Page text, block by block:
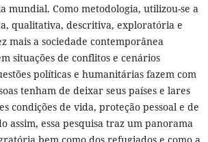
mundial. Como metodologia, utilizou-se a
qualitativa, descritiva, exploratória e
mais a sociedade contemporânea
situações de conflitos e cenários
políticas e humanitárias fazem com
tenham de deixar seus países e lares
condições de vida, proteção pessoal e de
assim, essa pesquisa traz um panorama